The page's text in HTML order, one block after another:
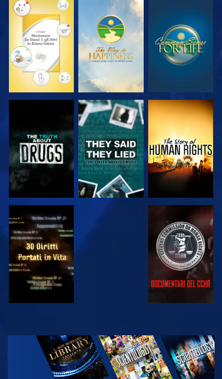
GUARDA GUARDA GUARDA
GUARDA GUARDA
GUARDA GUARDA
GUARDA
ESPLORA LE
SERIE